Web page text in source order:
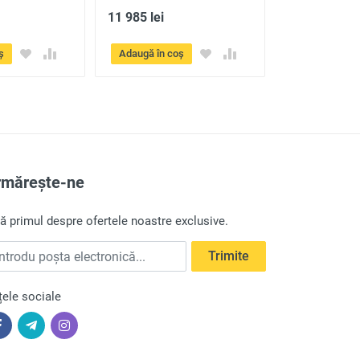
11 985 lei
Adaugă în coș
ne
primul despre ofertele noastre exclusive.
poșta electronică Trimite
sociale